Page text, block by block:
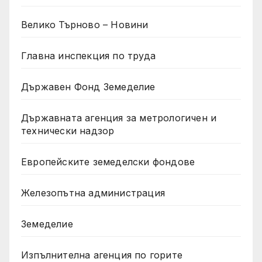
Велико Търново – Новини
Главна инспекция по труда
Държавен Фонд Земеделие
Държавната агенция за метрологичен и
технически надзор
Европейските земеделски фондове
Железопътна администрация
Земеделие
Изпълнителна агенция по горите